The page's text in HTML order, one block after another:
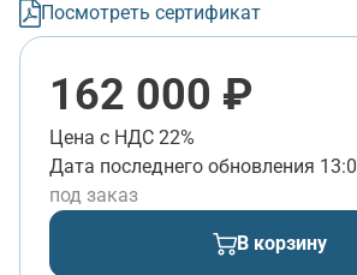
Посмотреть сертификат
162 000 ₽
Цена с НДС 22%
Дата последнего обновления
под заказ
В корзину